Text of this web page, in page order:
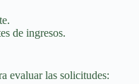
de ingresos.
evaluar las solicitudes: